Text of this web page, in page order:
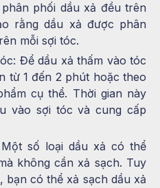
phối dầu xả đều trên
rằng dầu xả được phân
mỗi sợi tóc.
Để dầu xả thấm vào tóc
từ 1 đến 2 phút hoặc theo
cụ thể. Thời gian này
vào sợi tóc và cung cấp
số loại dầu xả có thể
không cần xả sạch. Tuy
bạn có thể xả sạch dầu xả